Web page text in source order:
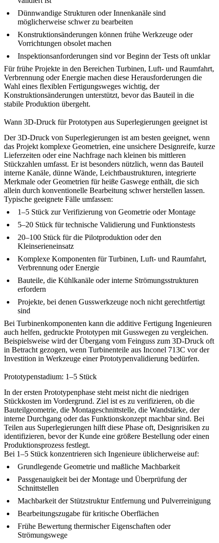
Dünnwandige Strukturen oder Innenkanäle sind
möglicherweise schwer zu bearbeiten
Konstruktionsänderungen können frühe Werkzeuge oder
Vorrichtungen obsolet machen
Inspektionsanforderungen sind vor Beginn der Tests oft unklar
Für frühe Projekte in den Bereichen Turbinen, Luft- und Raumfahrt,
Verbrennung oder Energie machen diese Herausforderungen die
Wahl eines flexiblen Fertigungsweges wichtig, der
Konstruktionsänderungen unterstützt, bevor das Bauteil in die
stabile Produktion übergeht.
Wann 3D-Druck für Prototypen aus Superlegierungen geeignet ist
Der 3D-Druck von Superlegierungen ist am besten geeignet, wenn
das Projekt komplexe Geometrien, eine unsichere Designreife, kurze
Lieferzeiten oder eine Nachfrage nach kleinen bis mittleren
Stückzahlen umfasst. Er ist besonders nützlich, wenn das Bauteil
interne Kanäle, dünne Wände, Leichtbaustrukturen, integrierte
Merkmale oder Geometrien für heiße Gaswege enthält, die sich
allein durch konventionelle Bearbeitung schwer herstellen lassen.
Typische geeignete Fälle umfassen:
1–5 Stück zur Verifizierung von Geometrie oder Montage
5–20 Stück für technische Validierung und Funktionstests
20–100 Stück für die Pilotproduktion oder den
Kleinserieneinsatz
Komplexe Komponenten für Turbinen, Luft- und Raumfahrt,
Verbrennung oder Energie
Bauteile, die Kühlkanäle oder interne Strömungsstrukturen
erfordern
Projekte, bei denen Gusswerkzeuge noch nicht gerechtfertigt
sind
Bei Turbinenkomponenten kann die additive Fertigung Ingenieuren
auch helfen, gedruckte Prototypen mit Gusswegen zu vergleichen.
Beispielsweise wird der Übergang vom Feinguss zum 3D-Druck oft
in Betracht gezogen, wenn Turbinenteile aus Inconel 713C vor der
Investition in Werkzeuge einer Prototypenvalidierung bedürfen.
Prototypenstadium: 1–5 Stück
In der ersten Prototypenphase steht meist nicht die niedrigen
Stückkosten im Vordergrund. Ziel ist es zu verifizieren, ob die
Bauteilgeometrie, die Montageschnittstelle, die Wandstärke, der
interne Durchgang oder das Funktionskonzept machbar sind. Bei
Teilen aus Superlegierungen hilft diese Phase oft, Designrisiken zu
identifizieren, bevor der Kunde eine größere Bestellung oder einen
Produktionsprozess festlegt.
Bei 1–5 Stück konzentrieren sich Ingenieure üblicherweise auf:
Grundlegende Geometrie und maßliche Machbarkeit
Passgenauigkeit bei der Montage und Überprüfung der
Schnittstellen
Machbarkeit der Stützstruktur Entfernung und Pulverreinigung
Bearbeitungszugabe für kritische Oberflächen
Frühe Bewertung thermischer Eigenschaften oder
Strömungswege